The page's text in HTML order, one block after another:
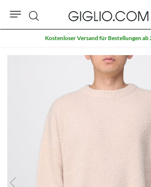
Suche
Kostenloser Versand für Bestellungen ab